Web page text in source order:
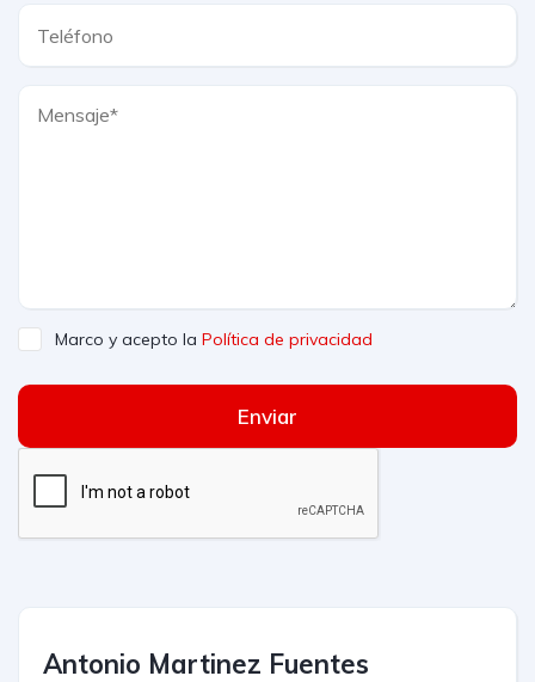
Marco y acepto la Política de privacidad
Enviar
Antonio Martinez Fuentes